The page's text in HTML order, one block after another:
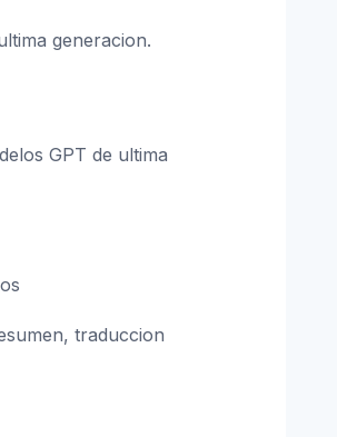
generacion.
GPT de ultima
traduccion